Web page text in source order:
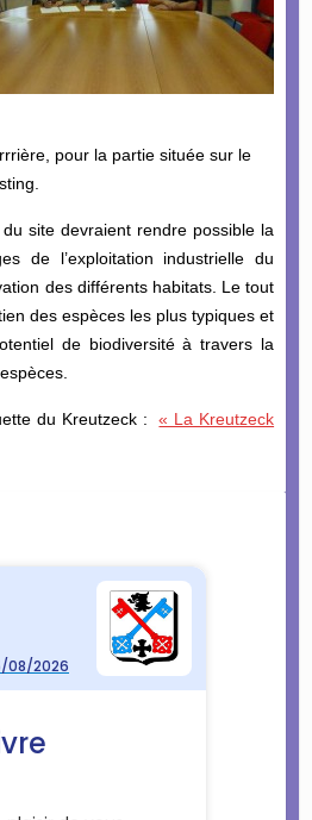
pour la partie située sur le
site devraient rendre possible la
de l’exploitation industrielle du
des différents habitats. Le tout
des espèces les plus typiques et
de biodiversité à travers la
du Kreutzeck :« La Kreutzeck